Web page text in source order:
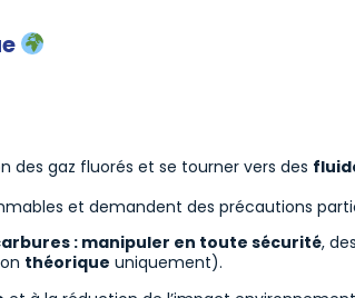
des gaz fluorés et se tourner vers des
et demandent des précautions
: manipuler en toute sécurité,
théorique uniquement).